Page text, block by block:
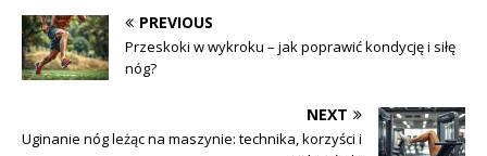
PREVIOUS
Przeskoki w wykroku – jak poprawić kondycję i siłę
nóg?
NEXT
Uginanie nóg leżąc na maszynie: technika, korzyści i